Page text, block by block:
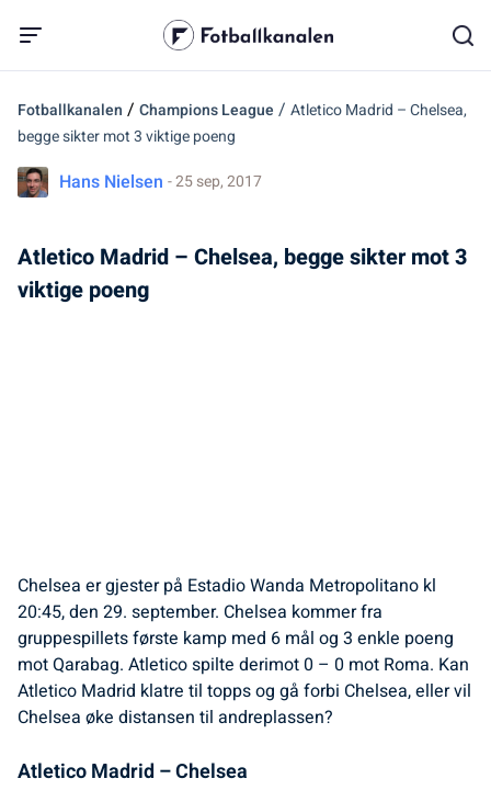
Fotballkanalen / Champions League / Atletico Madrid – Chelsea,
begge sikter mot 3 viktige poeng
Hans Nielsen - 25 sep, 2017
Atletico Madrid – Chelsea, begge sikter mot 3
viktige poeng
Chelsea er gjester på Estadio Wanda Metropolitano kl
20:45, den 29. september. Chelsea kommer fra
gruppespillets første kamp med 6 mål og 3 enkle poeng
mot Qarabag. Atletico spilte derimot 0 – 0 mot Roma. Kan
Atletico Madrid klatre til topps og gå forbi Chelsea, eller vil
Chelsea øke distansen til andreplassen?
Atletico Madrid – Chelsea